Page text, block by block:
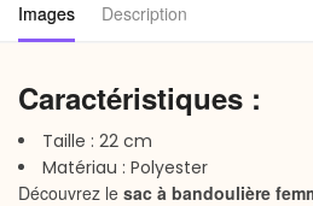
Images Description
Caractéristiques :
Taille : 22 cm
Matériau : Polyester
Découvrez le sac à bandoulière